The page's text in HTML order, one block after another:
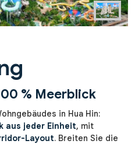
% Meerblick
in Hua Hin:
aus jeder Einheit, mit
Layout. Breiten Sie die